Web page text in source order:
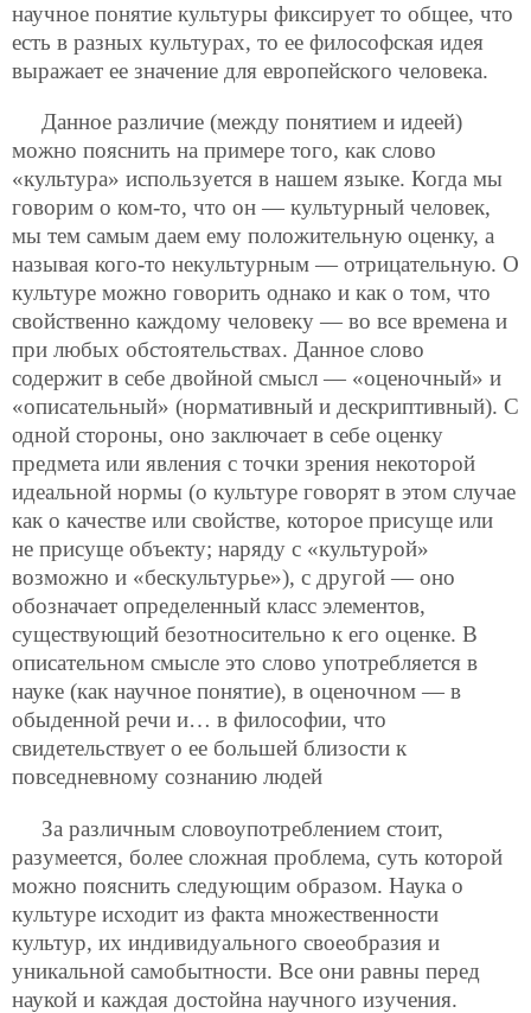
научное понятие культуры фиксирует то общее, что
есть в разных культурах, то ее философская идея
выражает ее значение для европейского человека.
Данное различие (между понятием и идеей)
можно пояснить на примере того, как слово
«культура» используется в нашем языке. Когда мы
говорим о ком-то, что он — культурный человек,
мы тем самым даем ему положительную оценку, а
называя кого-то некультурным — отрицательную. О
культуре можно говорить однако и как о том, что
свойственно каждому человеку — во все времена и
при любых обстоятельствах. Данное слово
содержит в себе двойной смысл — «оценочный» и
«описательный» (нормативный и дескриптивный). С
одной стороны, оно заключает в себе оценку
предмета или явления с точки зрения некоторой
идеальной нормы (о культуре говорят в этом случае
как о качестве или свойстве, которое присуще или
не присуще объекту; наряду с «культурой»
возможно и «бескультурье»), с другой — оно
обозначает определенный класс элементов,
существующий безотносительно к его оценке. В
описательном смысле это слово употребляется в
науке (как научное понятие), в оценочном — в
обыденной речи и… в философии, что
свидетельствует о ее большей близости к
повседневному сознанию людей
За различным словоупотреблением стоит,
разумеется, более сложная проблема, суть которой
можно пояснить следующим образом. Наука о
культуре исходит из факта множественности
культур, их индивидуального своеобразия и
уникальной самобытности. Все они равны перед
наукой и каждая достойна научного изучения.